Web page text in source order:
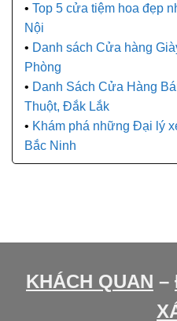
Top 5 cửa tiệm hoa đẹp
Nội
Danh sách Cửa hàng
Phòng
Danh Sách Cửa Hàng
Thuột, Đắk Lắk
Khám phá những Đại lý
Bắc Ninh
KHÁCH QUAN –